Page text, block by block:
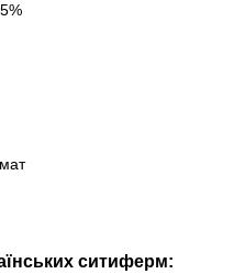
ситиферм: